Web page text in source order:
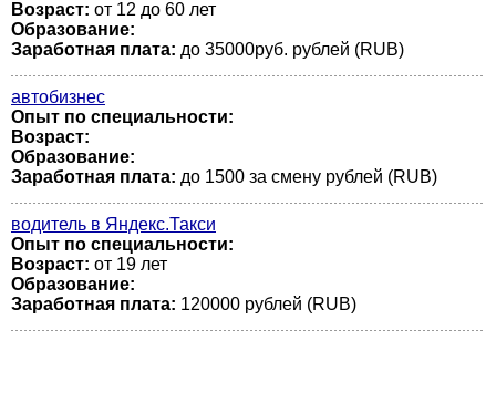
Возраст: от 12 до 60 лет
Образование:
Заработная плата: до 35000руб. рублей (RUB)
автобизнес
Опыт по специальности:
Возраст:
Образование:
Заработная плата: до 1500 за смену рублей (RUB)
водитель в Яндекс.Такси
Опыт по специальности:
Возраст: от 19 лет
Образование:
Заработная плата: 120000 рублей (RUB)